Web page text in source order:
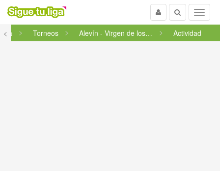
Menu
Buscar
Usuario
<
Torneos Alevín - Virgen de los Remedi... Actividad